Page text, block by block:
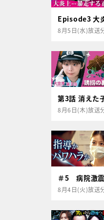
Episode3 大
8月5日(水)放送
第3話 消えた
8月6日(木)放送
＃5 病院激
8月4日(火)放送